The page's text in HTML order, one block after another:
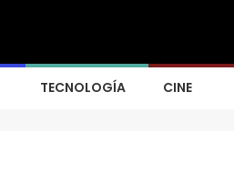
TECNOLOGÍA CINE